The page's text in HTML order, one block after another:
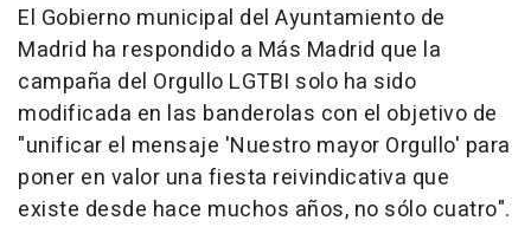
El Gobierno municipal del Ayuntamiento de
Madrid ha respondido a Más Madrid que la
campaña del Orgullo LGTBI solo ha sido
modificada en las banderolas con el objetivo de
"unificar el mensaje 'Nuestro mayor Orgullo' para
poner en valor una fiesta reivindicativa que
existe desde hace muchos años, no sólo cuatro".